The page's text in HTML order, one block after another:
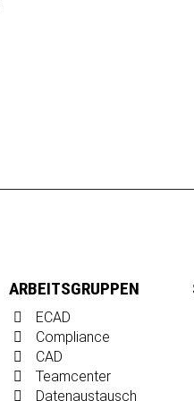
ARBEITSGRUPPEN
ECAD
Compliance
CAD
Teamcenter
Datenaustausch